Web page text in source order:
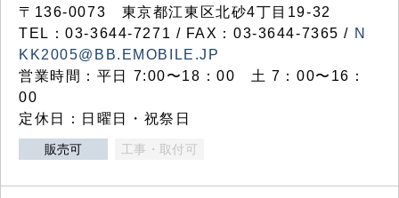
〒136-0073 東京都江東区北砂4丁目19-32
TEL：03‐3644‐7271 / FAX：03-3644-7365 / N
KK2005@BB.EMOBILE.JP
営業時間：平日 7:00〜18：00 土 7：00〜16：
00
定休日：日曜日・祝祭日
販売可 工事・取付可